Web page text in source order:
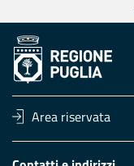
Area riservata